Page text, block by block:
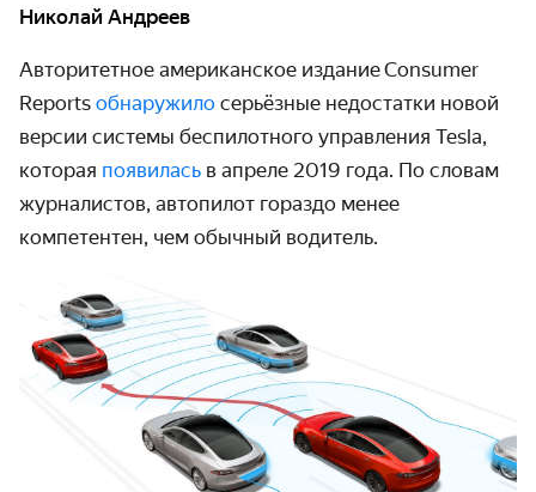
Николай Андреев
Авторитетное американское издание Consumer
Reports обнаружило серьёзные недостатки новой
версии системы беспилотного управления Tesla,
которая появилась в апреле 2019 года. По словам
журналистов, автопилот гораздо менее
компетентен, чем обычный водитель.